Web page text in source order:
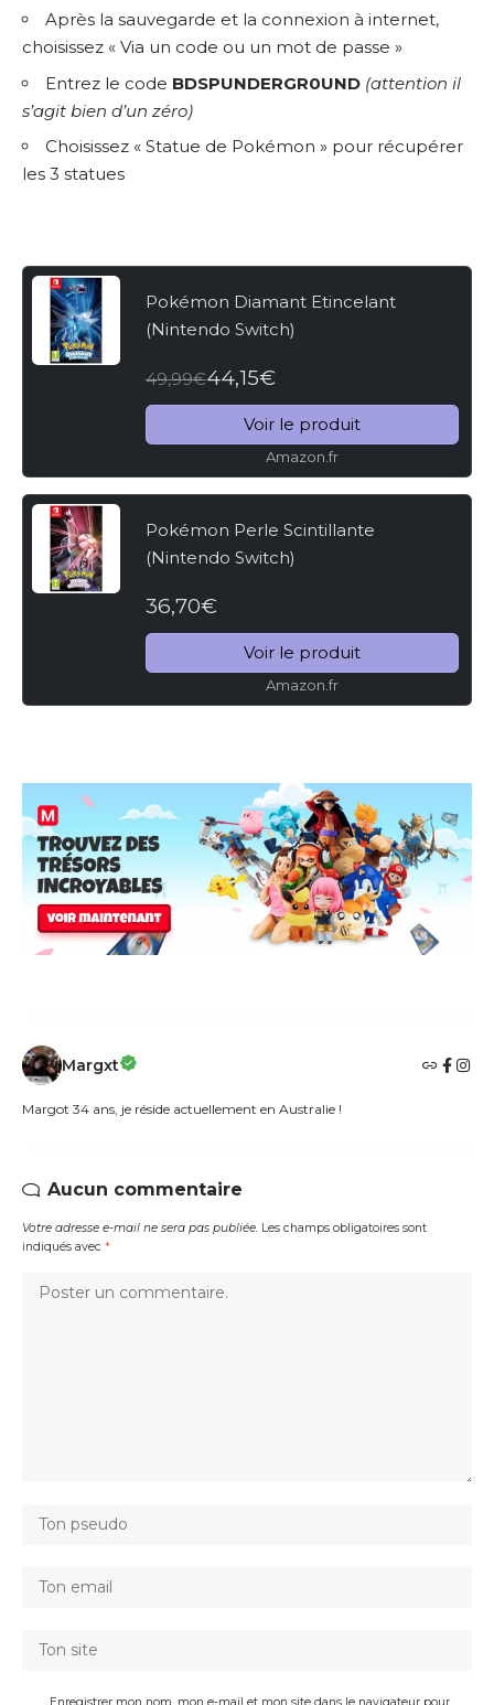
Après la sauvegarde et la connexion à internet,
choisissez « Via un code ou un mot de passe »
Entrez le code BDSPUNDERGR0UND (attention il
s’agit bien d’un zéro)
Choisissez « Statue de Pokémon » pour récupérer
les 3 statues
Pokémon Diamant Etincelant
(Nintendo Switch)
49,99€44,15€
Voir le produit
Amazon.fr
Pokémon Perle Scintillante
(Nintendo Switch)
36,70€
Voir le produit
Amazon.fr
Margxt
Margot 34 ans, je réside actuellement en Australie !
Aucun commentaire
Votre adresse e-mail ne sera pas publiée. Les champs obligatoires sont
indiqués avec *